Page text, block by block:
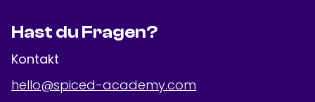
Hast du Fragen?
Kontakt
hello@spiced-academy.com